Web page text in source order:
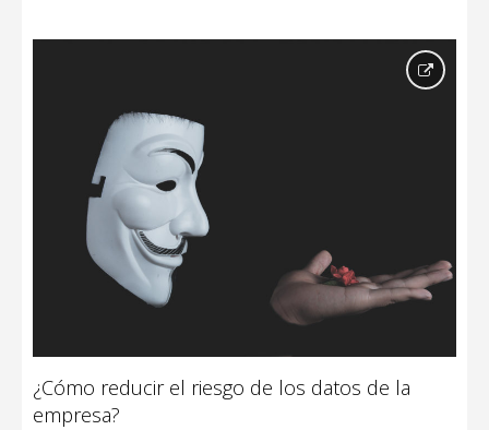
¿Cómo reducir el riesgo de los datos de la
empresa?